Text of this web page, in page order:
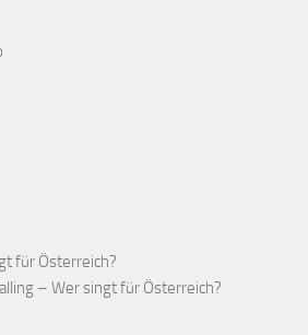
für Österreich?
– Wer singt für Österreich?